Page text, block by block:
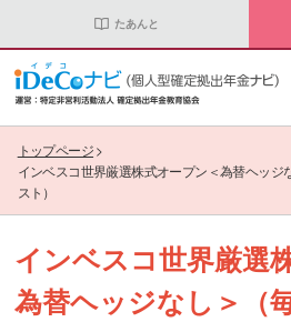
たあんと
トップページ>
インベスコ世界厳選株式オープン＜為替ヘッ
スト）
インベスコ世界厳選
為替ヘッジなし＞（